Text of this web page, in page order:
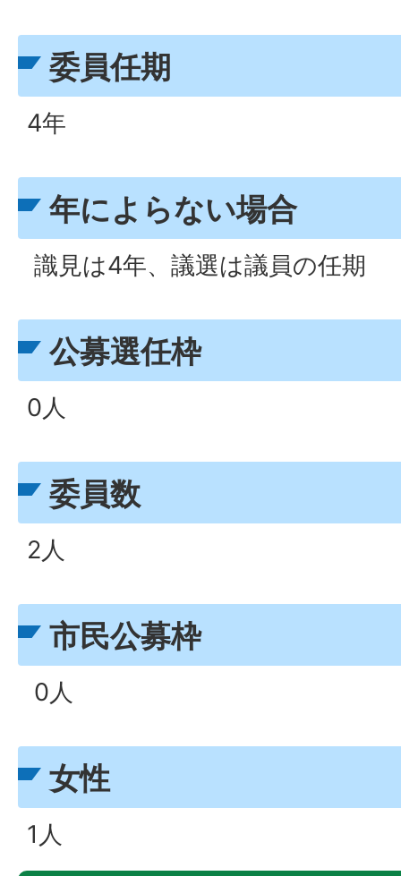
委員任期
4年
年によらない場合
識見は4年、議選は議員の任期
公募選任枠
0人
委員数
2人
市民公募枠
0人
女性
1人